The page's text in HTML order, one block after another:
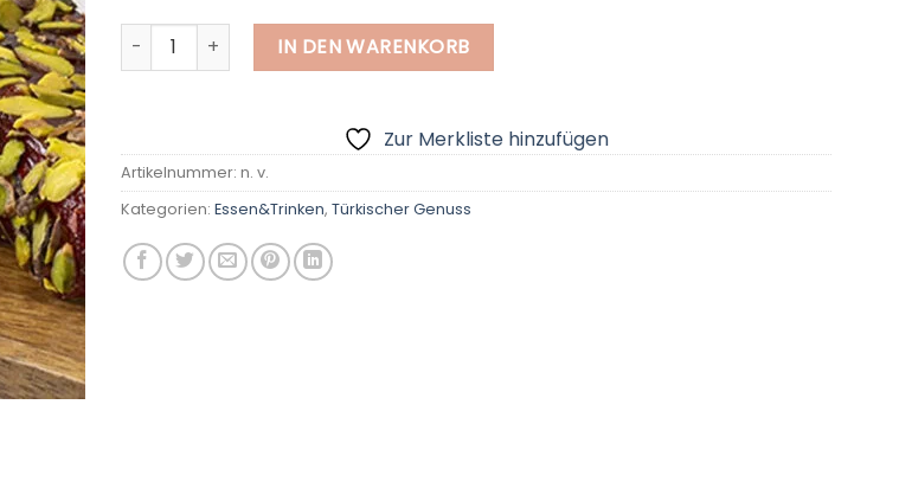
Pistazie Türkischer Genuss Menge
IN DEN WARENKORB
Zur Merkliste hinzufügen
Artikelnummer: n. v.
Kategorien: Essen&Trinken, Türkischer Genuss